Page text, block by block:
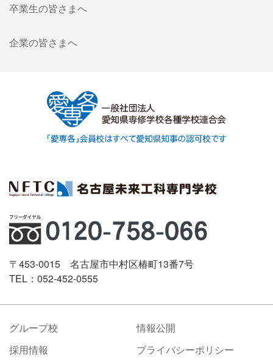
卒業生の皆さまへ
企業の皆さまへ
〒453-0015 名古屋市中村区椿町13番7号
TEL：052-452-0555
グループ校
情報公開
採用情報
プライバシーポリシー